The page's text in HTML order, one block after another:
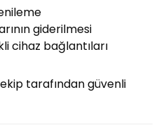
giderilmesi
cihaz bağlantıları
tarafından güvenli